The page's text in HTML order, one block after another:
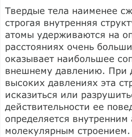
Твердые тела наименее
строгая внутренняя
атомы удерживаются на
расстояниях очень
оказывает наибольшее
внешнему давлению. При
высоких давлениях эта
исказиться или
действительности ее
определяется
молекулярным строением.